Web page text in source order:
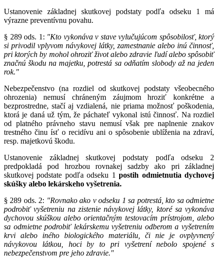
Ustanovenie základnej skutkovej podstaty podľa odseku 1 má
výrazne preventívnu povahu.
§ 289 ods. 1: "Kto vykonáva v stave vylučujúcom spôsobilosť, ktorý
si privodil vplyvom návykovej látky, zamestnanie alebo inú činnosť,
pri ktorých by mohol ohroziť život alebo zdravie ľudí alebo spôsobiť
značnú škodu na majetku, potrestá sa odňatím slobody až na jeden
rok."
Nebezpečenstvo (na rozdiel od skutkovej podstaty všeobecného
ohrozenia) nemusí chráneným záujmom hroziť konkrétne a
bezprostredne, stačí aj vzdialená, nie priama možnosť poškodenia,
ktorá je daná už tým, že páchateľ vykonal istú činnosť. Na rozdiel
od platného právneho stavu nemusí však pre naplnenie znakov
trestného činu ísť o recidívu ani o spôsobenie ublíženia na zdraví,
resp. majetkovú škodu.
Ustanovenie základnej skutkovej podstaty podľa odseku 2
predpokladá pod hrozbou rovnakej sadzby ako pri základnej
skutkovej podstate podľa odseku 1postih odmietnutia dychovej
skúšky alebo lekárskeho vyšetrenia.
§ 289 ods. 2: "Rovnako ako v odseku 1 sa potrestá, kto sa odmietne
podrobiť vyšetreniu na zistenie návykovej látky, ktoré sa vykonáva
dychovou skúškou alebo orientačným testovacím prístrojom, alebo
sa odmietne podrobiť lekárskemu vyšetreniu odberom a vyšetrením
krvi alebo iného biologického materiálu, či nie je ovplyvnený
návykovou látkou, hoci by to pri vyšetrení nebolo spojené s
nebezpečenstvom pre jeho zdravie."